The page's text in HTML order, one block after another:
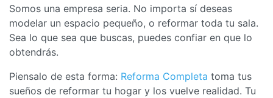
Somos una empresa seria. No importa sí deseas
modelar un espacio pequeño, o reformar toda tu sala.
Sea lo que sea que buscas, puedes confiar en que lo
obtendrás.
Piensalo de esta forma: Reforma Completa toma tus
sueños de reformar tu hogar y los vuelve realidad. Tu